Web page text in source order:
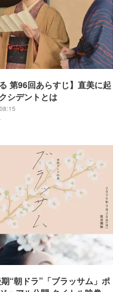
第96回あらすじ】直美に起
シデントとは
“朝ドラ”「ブラッサム」ポ